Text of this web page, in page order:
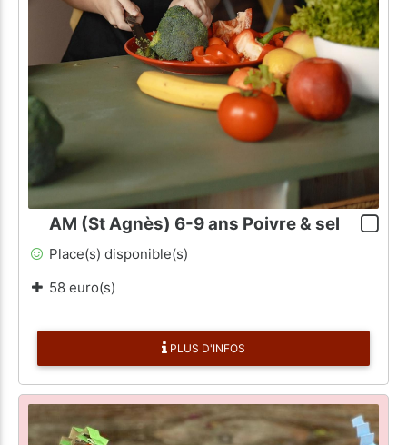
AM (St Agnès) 6-9 ans Poivre & sel
Place(s) disponible(s)
58 euro(s)
PLUS D'INFOS